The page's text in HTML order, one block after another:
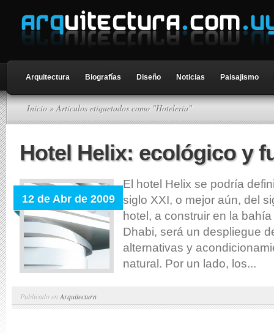
Arquitectura Biografías Diseño Noticias Paisajismo
Inicio » Artículos etiquetados como "Hotelería"
Hotel Helix: ecológico y
12 de Abr de 2009
El hotel Helix se podría
siglo XXI, o mejor aún, del
hotel, a construir en la
Dhabi, será un despliegue
alternativas y
natural. Por un lado, los...
Publicado en Arquitectura